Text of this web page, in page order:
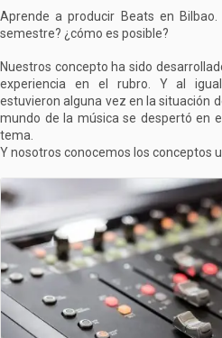
Aprende a producir Beats en
semestre? ¿cómo es posible?
Nuestros concepto ha sido
experiencia en el rubro. Y al
estuvieron alguna vez en la situación
mundo de la música se despertó en
tema.
Y nosotros conocemos los conceptos